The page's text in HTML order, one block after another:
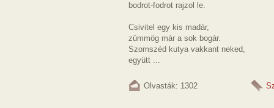
bodrot-fodrot rajzol le.
Csivitel egy kis madár,
zümmög már a sok bogár.
Szomszéd kutya vakkant neked,
együtt ...
Olvasták: 1302